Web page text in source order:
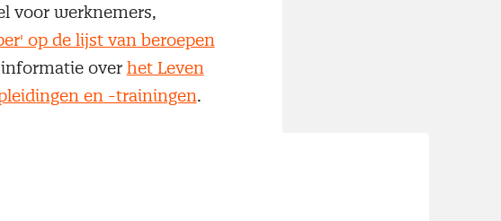
voor werknemers,
op de lijst van beroepen
over het Leven
en -trainingen.